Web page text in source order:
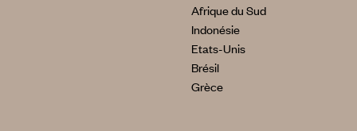
Afrique du Sud
Indonésie
Etats-Unis
Brésil
Grèce